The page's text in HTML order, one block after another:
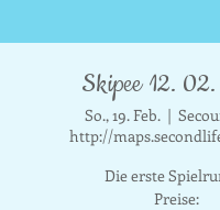
Skipee 12.
So., 19. Feb.
  |
http://
Die erste
Preise: